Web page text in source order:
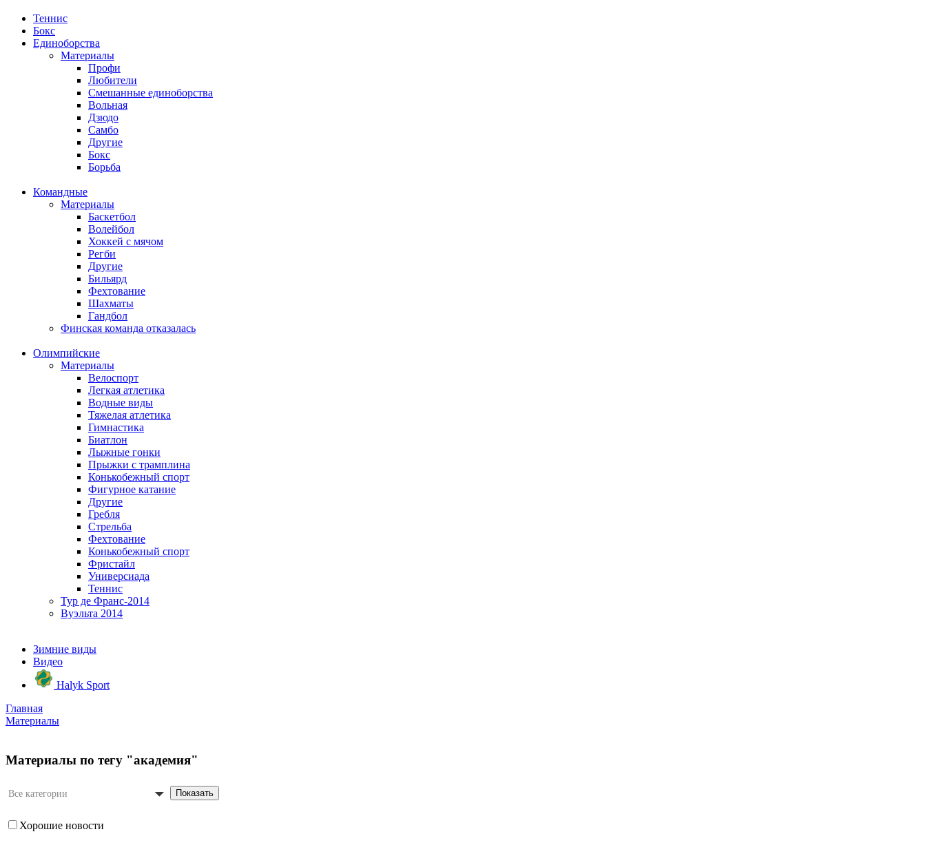
Теннис
Бокс
Единоборства
Материалы
Профи
Любители
Смешанные единоборства
Вольная
Дзюдо
Самбо
Другие
Бокс
Борьба
Командные
Материалы
Баскетбол
Волейбол
Хоккей с мячом
Регби
Другие
Бильярд
Фехтование
Шахматы
Гандбол
Финская команда отказалась
Олимпийские
Материалы
Велоспорт
Легкая атлетика
Водные виды
Тяжелая атлетика
Гимнастика
Биатлон
Лыжные гонки
Прыжки с трамплина
Конькобежный спорт
Фигурное катание
Другие
Гребля
Стрельба
Фехтование
Конькобежный спорт
Фристайл
Универсиада
Теннис
Тур де Франс-2014
Вуэльта 2014
Зимние виды
Видео
Halyk Sport
Главная
Материалы
Материалы по тегу "академия"
Все категории Показать
Хорошие новости